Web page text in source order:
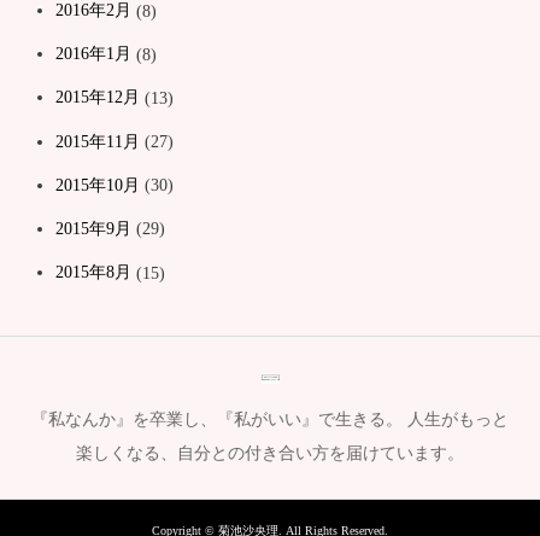
2016年2月 (8)
2016年1月 (8)
2015年12月 (13)
2015年11月 (27)
2015年10月 (30)
2015年9月 (29)
2015年8月 (15)
『私なんか』を卒業し、『私がいい』で生きる。 人生がもっと
楽しくなる、自分との付き合い方を届けています。
Copyright © 菊池沙央理. All Rights Reserved.